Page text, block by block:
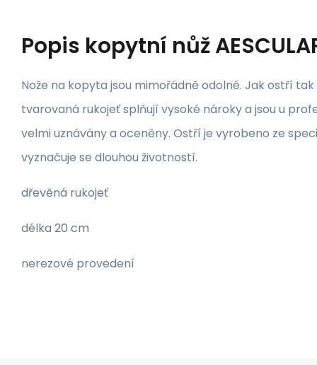
Popis kopytní nůž
Nože na kopyta jsou mimořádně odolné. Jak ostří
tvarovaná rukojeť splňují vysoké nároky a jsou u
velmi uznávány a oceněny. Ostří je vyrobeno ze
vyznačuje se dlouhou životností.
dřevěná rukojeť
délka 20 cm
nerezové provedení